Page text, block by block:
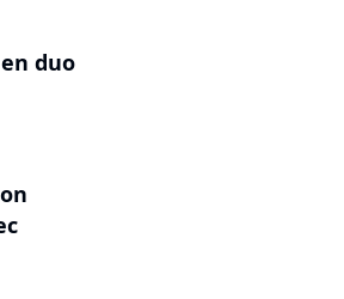
duo